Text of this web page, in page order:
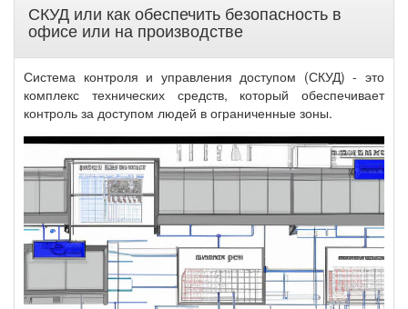
СКУД или как обеспечить безопасность в
офисе или на производстве
Система контроля и управления доступом (СКУД) - это
комплекс технических средств, который обеспечивает
контроль за доступом людей в ограниченные зоны.